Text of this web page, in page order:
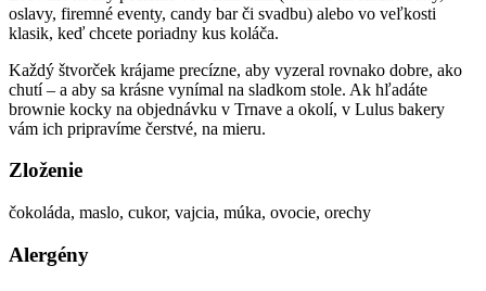
oslavy, firemné eventy, candy bar či svadbu) alebo vo veľkosti
klasik, keď chcete poriadny kus koláča.
Každý štvorček krájame precízne, aby vyzeral rovnako dobre, ako
chutí – a aby sa krásne vynímal na sladkom stole. Ak hľadáte
brownie kocky na objednávku v Trnave a okolí, v Lulus bakery
vám ich pripravíme čerstvé, na mieru.
Zloženie
čokoláda, maslo, cukor, vajcia, múka, ovocie, orechy
Alergény